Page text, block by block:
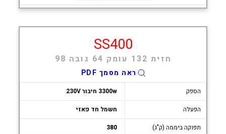
SS400
חזית 132 עומק 64 גובה 98
ראה מסמך PDF
הספק
3300w חיבור 230V
הפעלה
חשמל חד פאזי
תפוקה ביממה (ק"ג)
380